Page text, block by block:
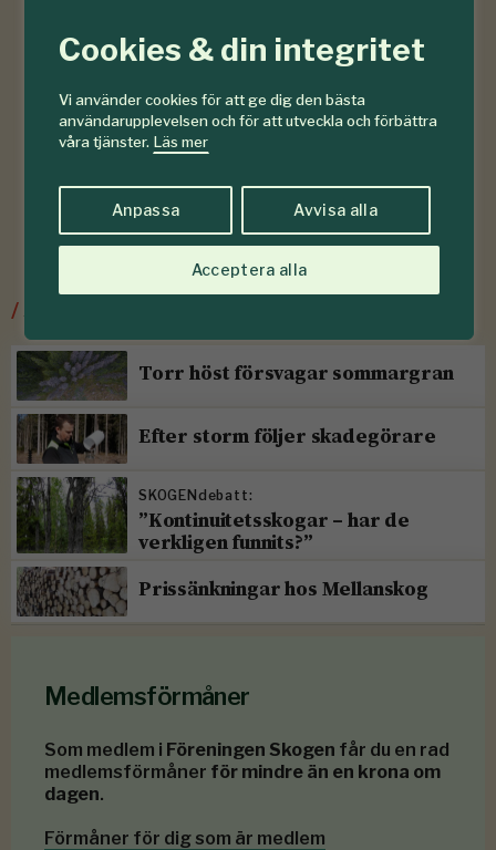
Cookies & din integritet
Vi använder cookies för att ge dig den bästa
användarupplevelsen och för att utveckla och förbättra
våra tjänster. Läs mer
Anpassa Avvisa alla
Acceptera alla
/Senaste ur Skogsskötsel
Torr höst försvagar sommargran
Efter storm följer skadegörare
SKOGENdebatt:
”Kontinuitetsskogar – har de
verkligen funnits?”
Prissänkningar hos Mellanskog
Medlemsförmåner
Som medlem i Föreningen Skogen får du en rad
medlemsförmåner för mindre än en krona om
dagen.
Förmåner för dig som är medlem